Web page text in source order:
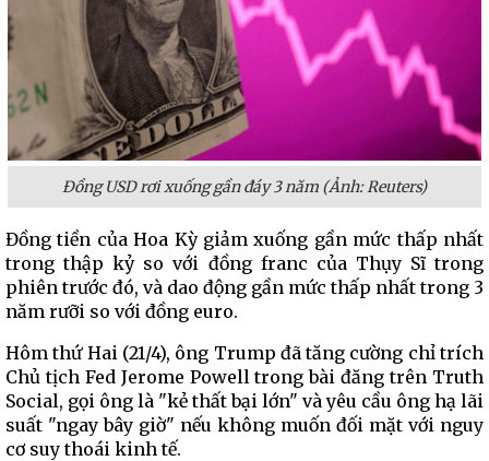
Đồng USD rơi xuống gần đáy 3 năm (Ảnh: Reuters)
Đồng tiền của Hoa Kỳ giảm xuống gần mức thấp nhất
trong thập kỷ so với đồng franc của Thụy Sĩ trong
phiên trước đó, và dao động gần mức thấp nhất trong 3
năm rưỡi so với đồng euro.
Hôm thứ Hai (21/4), ông Trump đã tăng cường chỉ trích
Chủ tịch Fed Jerome Powell trong bài đăng trên Truth
Social, gọi ông là "kẻ thất bại lớn" và yêu cầu ông hạ lãi
suất "ngay bây giờ" nếu không muốn đối mặt với nguy
cơ suy thoái kinh tế.